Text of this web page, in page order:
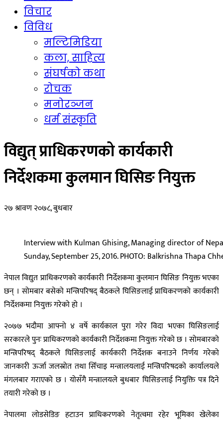
विचार
विविध
मल्टिमिडिया
कला, साहित्य
संघर्षको कथा
रोचक
मनोरञ्जन
धर्म संस्कृति
विद्युत् प्राधिकरणको कार्यकारी
निर्देशकमा कुलमान घिसिङ नियुक्त
२७ श्रावण २०७८, बुधबार
Interview with Kulman Ghising, Managing director of
Sunday, September 25, 2016. PHOTO: Balkrishna Thapa
नेपाल विद्युत प्राधिकरणको कार्यकारी निर्देशकमा कुलमान घिसिङ नियुक्त भएका
छन् । सोमबार बसेको मन्त्रिपरिषद् बैठकले घिसिङलाई प्राधिकरणको कार्यकारी
निर्देशकमा नियुक्त गरेको हो ।
२०७७ भदौमा आफ्नो ४ वर्षे कार्यकाल पुरा गरेर विदा भएका घिसिङलाई
सरकारले पुनः प्राधिकरणको कार्यकारी निर्देशकमा नियुक्त गरेको छ । सोमबारको
मन्त्रिपरिषद् बैठकले घिसिङलाई कार्यकारी निर्देशक बनाउने निर्णय गरेको
जानकारी ऊर्जा जलस्रोत तथा सिँचाइ मन्त्रालयलाई मन्त्रिपरिषदको कार्यालयले
मंगलबार गराएको छ । योसँगै मन्त्रालयले बुधबार घिसिङलाई नियुक्ति पत्र दिने
तयारी गरेको छ ।
नेपालमा लोडसेडिङ हटाउन प्राधिकरणको नेतृत्वमा रहेर भूमिका खेलेका